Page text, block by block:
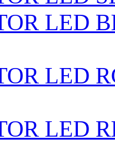
LED
LED
LED